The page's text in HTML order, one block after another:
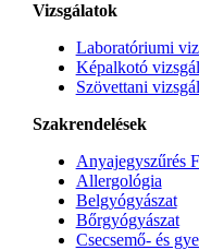
Vizsgálatok
Laboratóriumi
Képalkotó
Szövettani
Szakrendelések
Anyajegyszűrés
Allergológia
Belgyógyászat
Bőrgyógyászat
Csecsemő- és